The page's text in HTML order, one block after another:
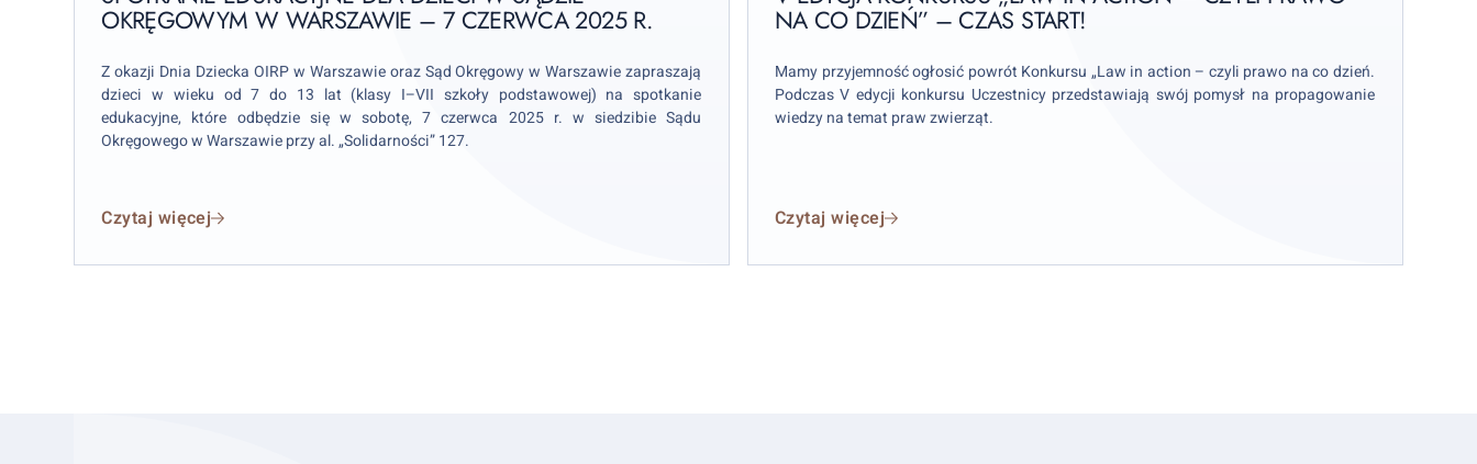
Okręgowym
Warszawie
czerwca
OKRĘGOWYM W WARSZAWIE – 7 CZERWCA 2025 R.
Z okazji Dnia Dziecka OIRP w Warszawie oraz Sąd Okręgowy w Warszawie zapraszają
dzieci w wieku od 7 do 13 lat (klasy I–VII szkoły podstawowej) na spotkanie
edukacyjne, które odbędzie się w sobotę, 7 czerwca 2025 r. w siedzibie Sądu
Okręgowego w Warszawie przy al. „Solidarności” 127.
Czytaj więcej
prawo
start!
NA CO DZIEŃ” – CZAS START!
Mamy przyjemność ogłosić powrót Konkursu „Law in action – czyli prawo na co dzień.
Podczas V edycji konkursu Uczestnicy przedstawiają swój pomysł na propagowanie
wiedzy na temat praw zwierząt.
Czytaj więcej